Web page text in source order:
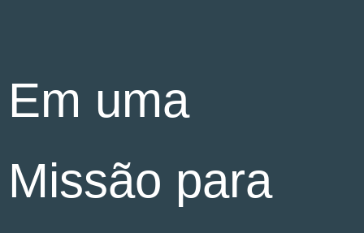
Em uma
Missão para